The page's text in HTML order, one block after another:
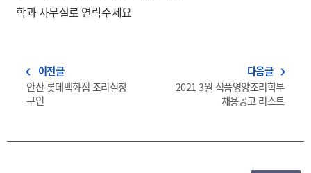
학과 사무실로 연락주세요
navigate_before 이전글
안산 롯데백화점 조리실장
구인
다음글 navigate_next
2021 3월 식품영양조리학부
채용공고 리스트